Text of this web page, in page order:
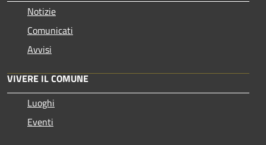
Notizie
Comunicati
Avvisi
VIVERE IL COMUNE
Luoghi
Eventi